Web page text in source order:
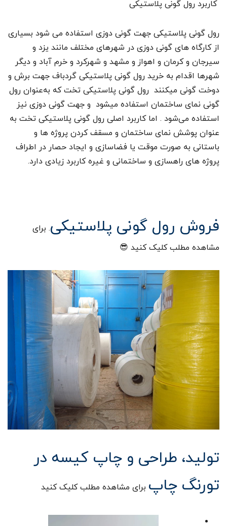
کاربرد رول گونی پلاستیکی
رول گونی پلاستیکی جهت گونی دوزی استفاده می شود بسیاری
از کارگاه های گونی دوزی در شهرهای مختلف مانند یزد و
سیرجان و کرمان و اهواز و مشهد و شهرکرد و خرم آباد و دیگر
شهرها اقدام به خرید رول گونی پلاستیکی گردباف جهت برش و
دوخت گونی میکنند رول گونی پلاستیکی تخت که به‌عنوان رول
گونی نمای ساختمان استفاده میشود و جهت گونی دوزی نیز
استفاده می‌شود . اما کاربرد اصلی رول گونی پلاستیکی تخت به
عنوان پوشش نمای ساختمان و مسقف کردن پروژه ها و
باستانی به صورت موقت یا فضاسازی و ایجاد حصار در اطراف
پروژه های راهسازی و ساختمانی و غیره کاربرد زیادی دارد.
فروش رول گونی پلاستیکی. برای
مشاهده مطلب کلیک کنید 😎
تولید، طراحی و چاپ کیسه در
تورنگ چاپ برای مشاهده مطلب کلیک کنید